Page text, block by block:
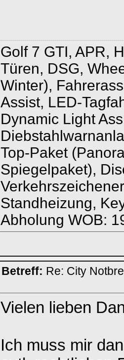
Golf 7 GTI, APR,
Türen, DSG,
Winter),
Assist, LED-
Dynamic Light
Top-Paket
Spiegelpaket),
Standheizung,
Abholung WOB:
Betreff: Re: City
Vielen lieben
Ich muss mir